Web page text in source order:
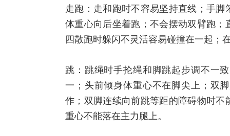
走跑：走和跑时不容易坚持直线；手
体重心向后坐着跑；不会摆动双臂跑
四散跑时躲闪不灵活容易碰撞在一起；
跳：跳绳时手抡绳和脚跳起步调不一
一；头前倾身体重心不在脚尖上；双
作；双脚连续向前跳等距的障碍物时
重心不能落在主力腿上。